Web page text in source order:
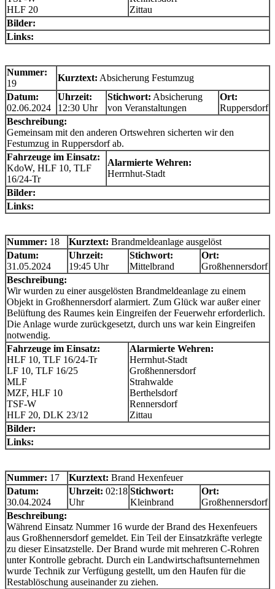
HLF 20
Zittau
Bilder:
Links:
Nummer:
19
Kurztext: Absicherung Festumzug
Datum:
02.06.2024
Uhrzeit:
12:30 Uhr
Stichwort: Absicherung
von Veranstaltungen
Ort:
Ruppersdorf
Beschreibung:
Gemeinsam mit den anderen Ortswehren sicherten wir den
Festumzug in Ruppersdorf ab.
Fahrzeuge im Einsatz:
KdoW, HLF 10, TLF
16/24-Tr
Alarmierte Wehren:
Herrnhut-Stadt
Bilder:
Links:
Nummer: 18 Kurztext: Brandmeldeanlage ausgelöst
Datum:
31.05.2024
Uhrzeit:
19:45 Uhr
Stichwort:
Mittelbrand
Ort:
Großhennersdorf
Beschreibung:
Wir wurden zu einer ausgelösten Brandmeldeanlage zu einem
Objekt in Großhennersdorf alarmiert. Zum Glück war außer einer
Belüftung des Raumes kein Eingreifen der Feuerwehr erforderlich.
Die Anlage wurde zurückgesetzt, durch uns war kein Eingreifen
notwendig.
Fahrzeuge im Einsatz:
HLF 10, TLF 16/24-Tr
LF 10, TLF 16/25
MLF
MZF, HLF 10
TSF-W
HLF 20, DLK 23/12
Alarmierte Wehren:
Herrnhut-Stadt
Großhennersdorf
Strahwalde
Berthelsdorf
Rennersdorf
Zittau
Bilder:
Links:
Nummer: 17 Kurztext: Brand Hexenfeuer
Datum:
30.04.2024
Uhrzeit: 02:18
Uhr
Stichwort:
Kleinbrand
Ort:
Großhennersdorf
Beschreibung:
Während Einsatz Nummer 16 wurde der Brand des Hexenfeuers
aus Großhennersdorf gemeldet. Ein Teil der Einsatzkräfte verlegte
zu dieser Einsatzstelle. Der Brand wurde mit mehreren C-Rohren
unter Kontrolle gebracht. Durch ein Landwirtschaftsunternehmen
wurde Technik zur Verfügung gestellt, um den Haufen für die
Restablöschung auseinander zu ziehen.